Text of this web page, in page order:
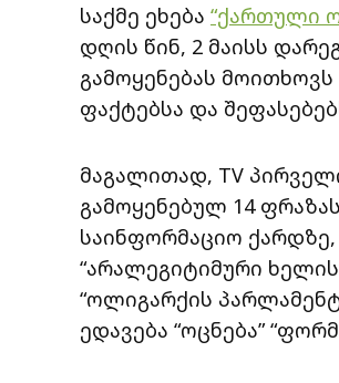
საქმე ეხება “ქართული
დღის წინ, 2 მაისს
გამოყენებას
ფაქტებსა და
მაგალითად, TV
გამოყენებულ 14
საინფორმაციო
“არალეგიტიმური
“ოლიგარქის
ედავება “ოცნება”